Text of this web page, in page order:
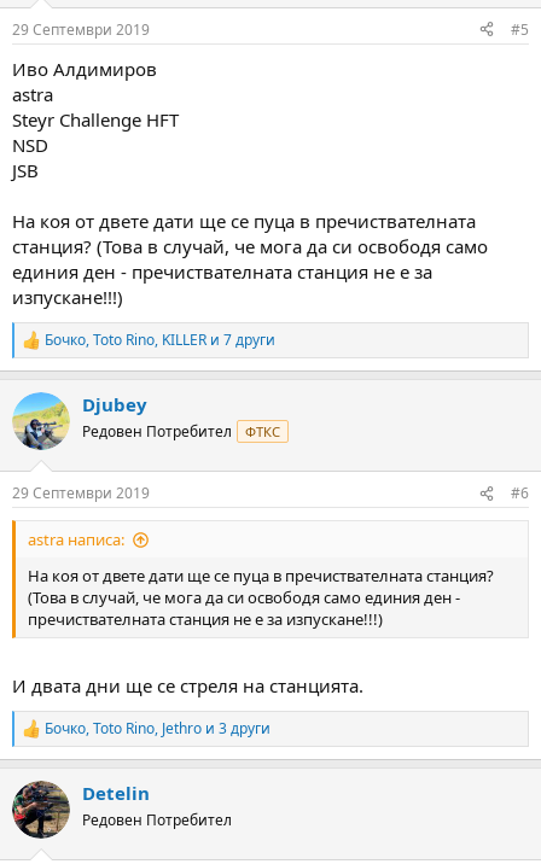
s
29 Септември 2019 #5
Иво Алдимиров
astra
Steyr Challenge HFT
NSD
JSB
На коя от двете дати ще се пуца в пречиствателната
станция? (Това в случай, че мога да си освободя само
единия ден - пречиствателната станция не е за
изпускане!!!)
R
e
c
t
i
s
:
Бочко,Toto Rino, KILLER и 7 други
Djubey
Редовен Потребител ФТКС
29 Септември 2019 #6
astra написа:
На коя от двете дати ще се пуца в пречиствателната станция?
(Това в случай, че мога да си освободя само единия ден -
пречиствателната станция не е за изпускане!!!)
И двата дни ще се стреля на станцията.
R
e
c
t
i
Бочко,Toto Rino, Jethro и 3 други
Detelin
Редовен Потребител